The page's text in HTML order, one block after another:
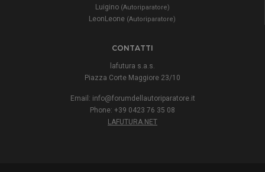
Luigino (Autoriparatore)
LeonLeone (Autoriparatore)
CONTATTI
lafutura s.a.s.
Piazza Corte Maggiore 23/10
Email: info@forumdellautoriparatore.it
Phone: +39 0423 76 35 08
LAFUTURA.NET